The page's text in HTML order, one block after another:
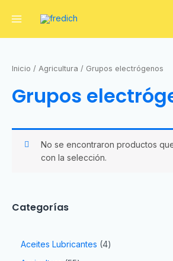
Categorías
Aceites Lubricantes 4
Inicio / Agricultura / Grupos electrógenos
Grupos
No se encontraron productos
con la selección.